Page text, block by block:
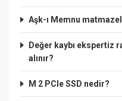
Aşk-ı Memnu
Değer kaybı ekspertiz
alınır?
M 2 PCIe SSD nedir?